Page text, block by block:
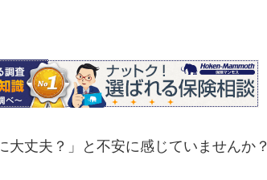
丈夫？」と不安に感じていませんか？